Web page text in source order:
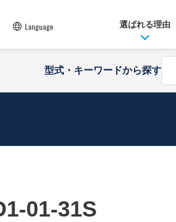
Language 選ばれる理由
型式・キーワードから探す
01-31S